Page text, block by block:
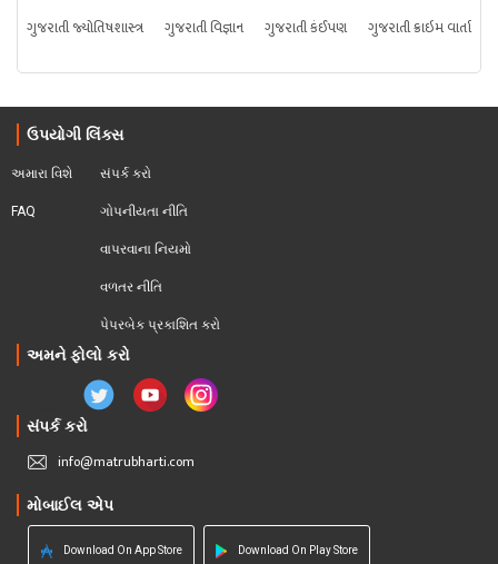
ગુજરાતી જ્યોતિષશાસ્ત્ર
ગુજરાતી વિજ્ઞાન ગુજરાતી કંઈપણ ગુજરાતી ક્રાઇમ વાર્તા
ઉપયોગી લિંક્સ
અમારા વિશે
FAQ
સંપર્ક કરો
ગોપનીયતા નીતિ
વાપરવાના નિયમો
વળતર નીતિ
પેપરબેક પ્રકાશિત કરો
અમને ફોલો કરો
સંપર્ક કરો
info@matrubharti.com
મોબાઈલ એપ
Download On App Store Download On Play Store